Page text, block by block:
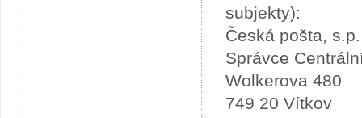
subjekty):
Česká pošta, s.p.
Správce
Wolkerova 480
749 20 Vítkov